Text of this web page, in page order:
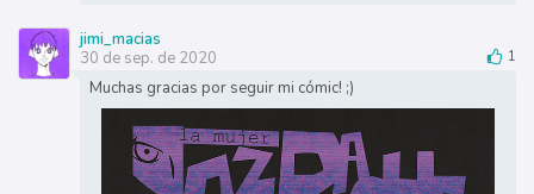
jimi_macias
30 de sep. de 2020
1
Muchas gracias por seguir mi cómic! ;)